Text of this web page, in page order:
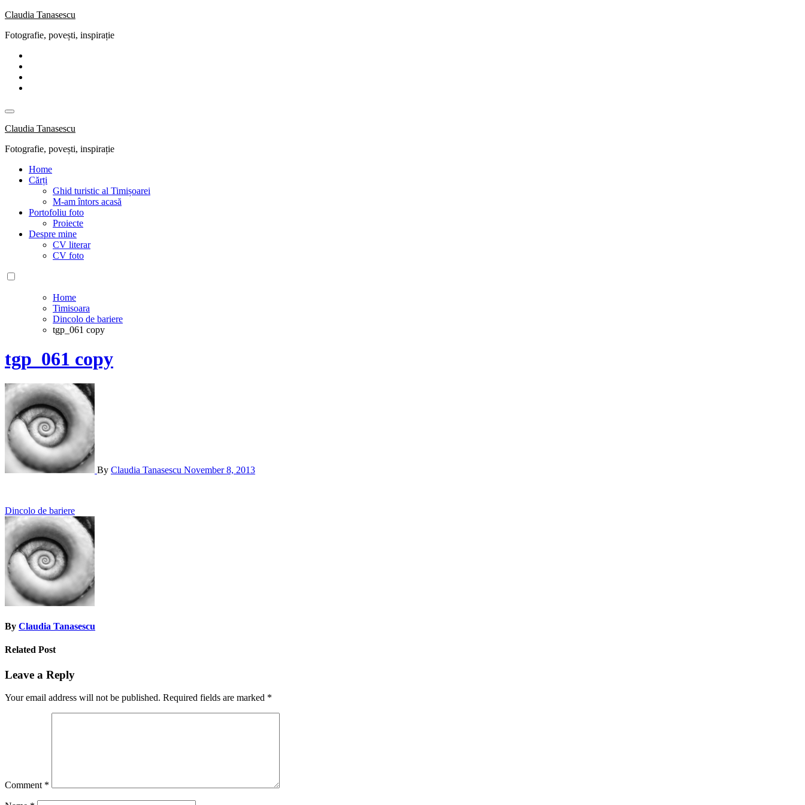
Skip
content
Claudia Tanasescu
Fotografie, povești, inspirație
Claudia Tanasescu
Fotografie, povești, inspirație
Home
Cărți
Ghid turistic al Timișoarei
M-am întors acasă
Portofoliu foto
Proiecte
Despre mine
CV literar
CV foto
Home
Timisoara
Dincolo de bariere
tgp_061 copy
tgp_061 copy
By Claudia Tanasescu November 8, 2013
Post
navigation
Dincolo de bariere
By Claudia Tanasescu
Related Post
Leave a Reply
Your email address will not be published. Required fields are marked *
Comment *